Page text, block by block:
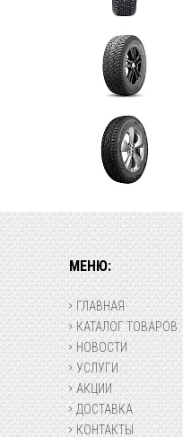
МЕНЮ:
ГЛАВНАЯ
КАТАЛОГ ТОВАРОВ
НОВОСТИ
УСЛУГИ
АКЦИИ
ДОСТАВКА
КОНТАКТЫ